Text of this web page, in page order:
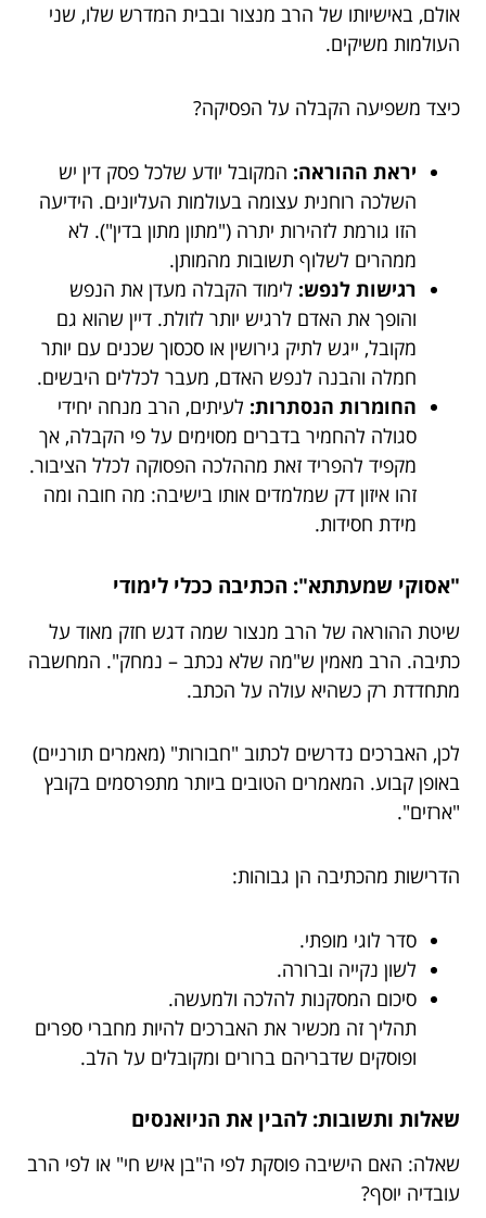
אולם, באישיותו של הרב מנצור ובבית המדרש שלו, שני
העולמות משיקים.
כיצד משפיעה הקבלה על הפסיקה?
יראת ההוראה: המקובל יודע שלכל פסק דין יש
השלכה רוחנית עצומה בעולמות העליונים. הידיעה
הזו גורמת לזהירות יתרה ("מתון מתון בדין"). לא
ממהרים לשלוף תשובות מהמותן.
רגישות לנפש: לימוד הקבלה מעדן את הנפש
והופך את האדם לרגיש יותר לזולת. דיין שהוא גם
מקובל, ייגש לתיק גירושין או סכסוך שכנים עם יותר
חמלה והבנה לנפש האדם, מעבר לכללים היבשים.
החומרות הנסתרות: לעיתים, הרב מנחה יחידי
סגולה להחמיר בדברים מסוימים על פי הקבלה, אך
מקפיד להפריד זאת מההלכה הפסוקה לכלל הציבור.
זהו איזון דק שמלמדים אותו בישיבה: מה חובה ומה
מידת חסידות.
"אסוקי שמעתתא": הכתיבה ככלי לימודי
שיטת ההוראה של הרב מנצור שמה דגש חזק מאוד על
כתיבה. הרב מאמין ש"מה שלא נכתב – נמחק". המחשבה
מתחדדת רק כשהיא עולה על הכתב.
לכן, האברכים נדרשים לכתוב "חבורות" (מאמרים תורניים)
באופן קבוע. המאמרים הטובים ביותר מתפרסמים בקובץ
"ארזים".
הדרישות מהכתיבה הן גבוהות:
סדר לוגי מופתי.
לשון נקייה וברורה.
סיכום המסקנות להלכה ולמעשה.
תהליך זה מכשיר את האברכים להיות מחברי ספרים
ופוסקים שדבריהם ברורים ומקובלים על הלב.
שאלות ותשובות: להבין את הניואנסים
שאלה: האם הישיבה פוסקת לפי ה"בן איש חי" או לפי הרב
עובדיה יוסף?